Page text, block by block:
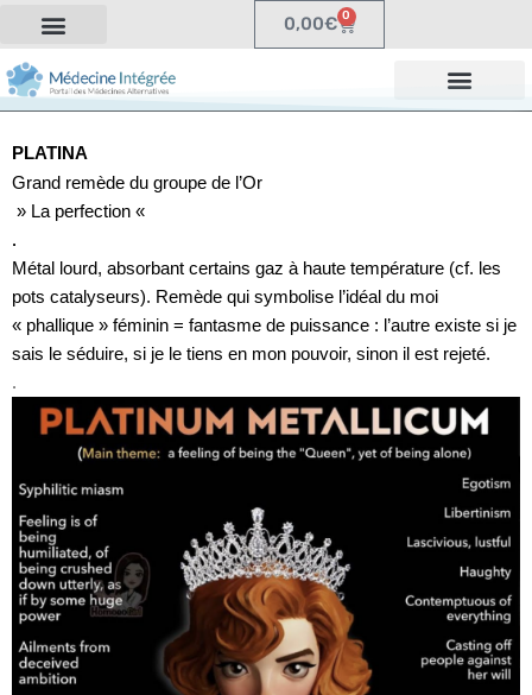
0,00€ 0
PLATINA
Grand remède du groupe de l’Or
» La perfection «
.
Métal lourd, absorbant certains gaz à haute température (cf. les
pots catalyseurs). Remède qui symbolise l’idéal du moi
« phallique » féminin = fantasme de puissance : l’autre existe si je
sais le séduire, si je le tiens en mon pouvoir, sinon il est rejeté.
.